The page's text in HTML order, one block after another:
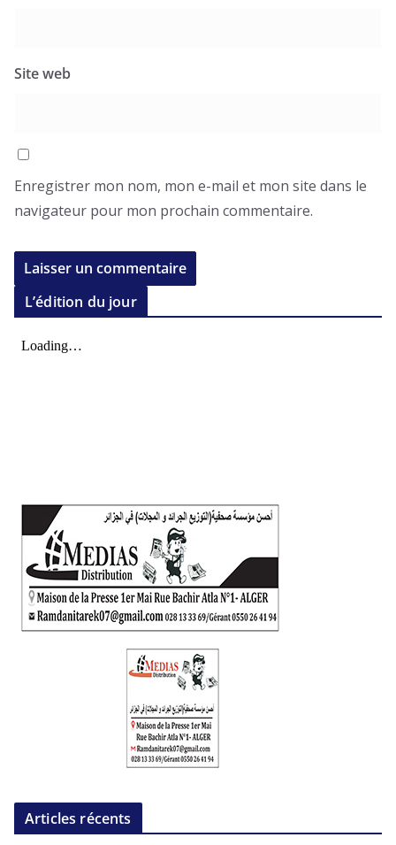
Site web
Enregistrer mon nom, mon e-mail et mon site dans le
navigateur pour mon prochain commentaire.
L’édition du jour
Articles récents